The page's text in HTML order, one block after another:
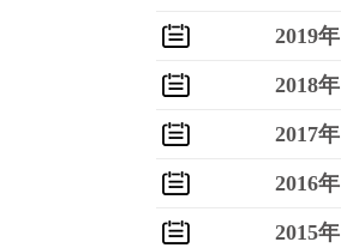
2019年
2018年
2017年
2016年
2015年